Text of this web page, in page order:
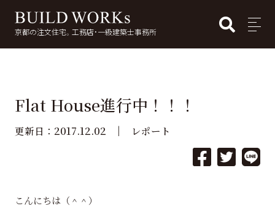
京都の注文住宅。工務店・一級建築士事務所 MENU
Flat House進行中！！！
更新日： 2017.12.02 レポート
こんにちは（＾＾）